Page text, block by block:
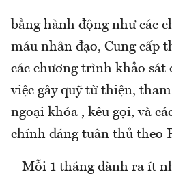
bằng hành động như các
máu nhân đạo, Cung cấp
các chương trình khảo sát
việc gây quỹ từ thiện,
ngoại khóa , kêu gọi, và
chính đáng tuân thủ theo
– Mỗi 1 tháng dành ra ít